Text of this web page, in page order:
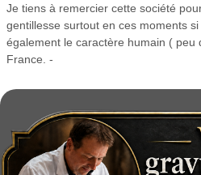
Je tiens à remercier cette société
gentillesse surtout en ces moments
également le caractère humain ( peu
France. -